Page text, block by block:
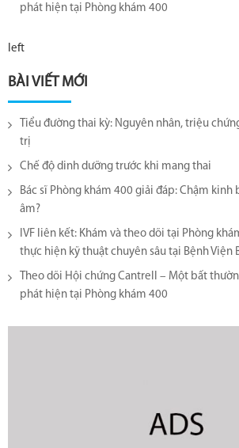
phát hiện tại Phòng khám 400
left
BÀI VIẾT MỚI
Tiểu đường thai kỳ: Nguyên nhân, triệu
trị
Chế độ dinh dưỡng trước khi mang thai
Bác sĩ Phòng khám 400 giải đáp: Chậm kinh
âm?
IVF liên kết: Khám và theo dõi tại Phòng
thực hiện kỹ thuật chuyên sâu tại Bệnh Viện
Theo dõi Hội chứng Cantrell – Một bất
phát hiện tại Phòng khám 400